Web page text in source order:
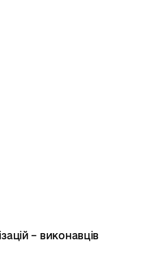
– виконавців